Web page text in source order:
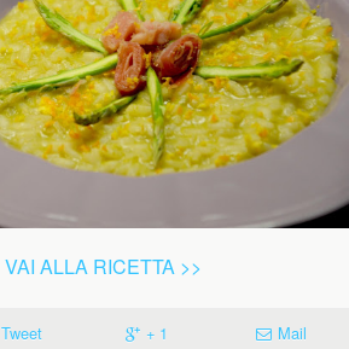
VAI ALLA RICETTA >>
Tweet + 1 Mail